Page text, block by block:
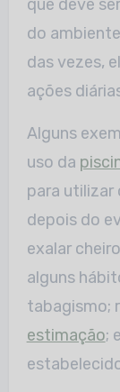
que deve
do
das vezes,
ações
Alguns
uso da
para utilizar
depois do
exalar
alguns
tabagismo;
estimação;